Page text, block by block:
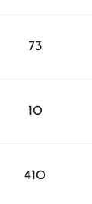
73
10
410